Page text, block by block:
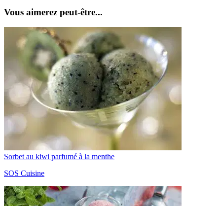
Vous aimerez peut-être...
Sorbet au kiwi parfumé à la menthe
SOS Cuisine